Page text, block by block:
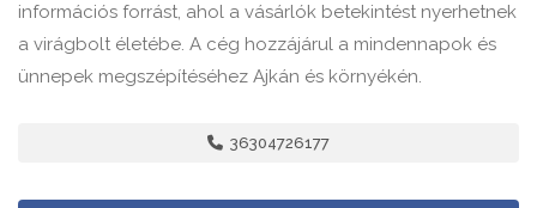
információs forrást, ahol a vásárlók betekintést nyerhetnek
a virágbolt életébe. A cég hozzájárul a mindennapok és
ünnepek megszépítéséhez Ajkán és környékén.
36304726177